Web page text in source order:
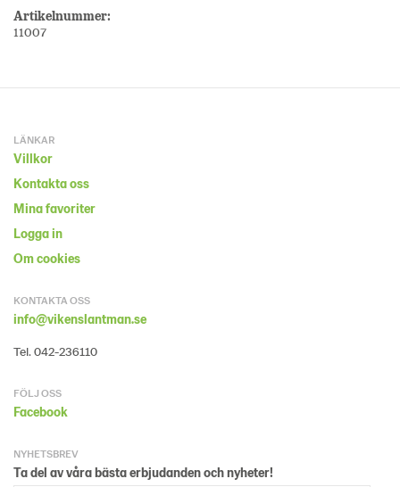
Artikelnummer:
11007
LÄNKAR
Villkor
Kontakta oss
Mina favoriter
Logga in
Om cookies
KONTAKTA OSS
info@vikenslantman.se
Tel. 042-236110
FÖLJ OSS
Facebook
NYHETSBREV
Ta del av våra bästa erbjudanden och nyheter!